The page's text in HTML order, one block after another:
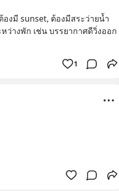
องมี sunset, ต้องมีสระว่ายน้ำ
ว่างพัก เช่น บรรยากาศดีวิ่งออก
1